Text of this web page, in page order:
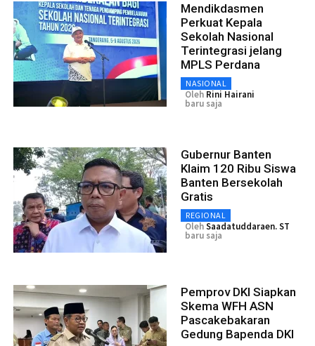
Mendikdasmen
Perkuat Kepala
Sekolah Nasional
Terintegrasi jelang
MPLS Perdana
NASIONAL
Oleh Rini Hairani
baru saja
Gubernur Banten
Klaim 120 Ribu Siswa
Banten Bersekolah
Gratis
REGIONAL
OlehSaadatuddaraen. ST
baru saja
Pemprov DKI Siapkan
Skema WFH ASN
Pascakebakaran
Gedung Bapenda DKI